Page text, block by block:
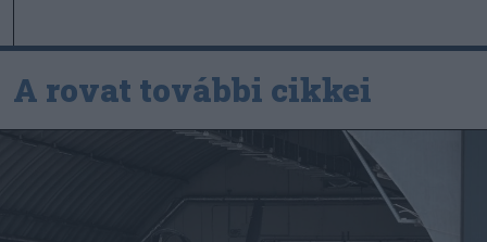
A rovat további cikkei